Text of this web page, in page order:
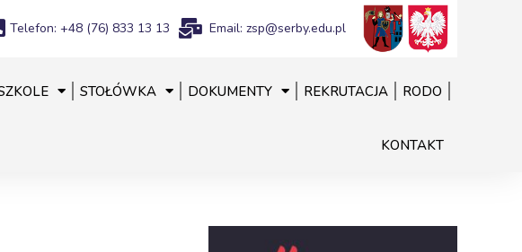
Telefon: +48 (76) 833 13 13 Email: zsp@serby.edu.pl
STOŁÓWKA DOKUMENTY REKRUTACJA RODO
KONTAKT